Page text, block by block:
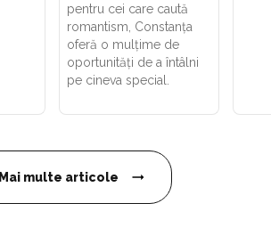
pentru cei care caută
romantism, Constanța
oferă o mulțime de
oportunități de a întâlni
pe cineva special.
Mai multe articole